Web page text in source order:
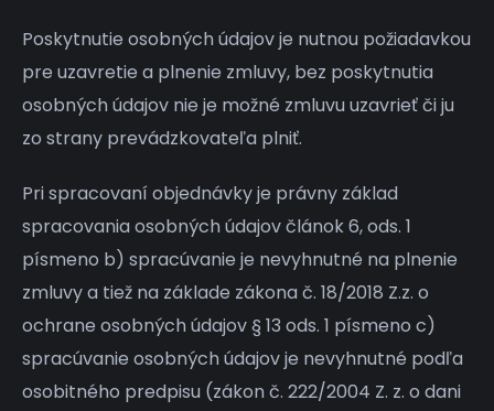
Poskytnutie osobných údajov je nutnou požiadavkou
pre uzavretie a plnenie zmluvy, bez poskytnutia
osobných údajov nie je možné zmluvu uzavrieť či ju
zo strany prevádzkovateľa plniť.
Pri spracovaní objednávky je právny základ
spracovania osobných údajov článok 6, ods. 1
písmeno b) spracúvanie je nevyhnutné na plnenie
zmluvy a tiež na základe zákona č. 18/2018 Z.z. o
ochrane osobných údajov § 13 ods. 1 písmeno c)
spracúvanie osobných údajov je nevyhnutné podľa
osobitného predpisu (zákon č. 222/2004 Z. z. o dani